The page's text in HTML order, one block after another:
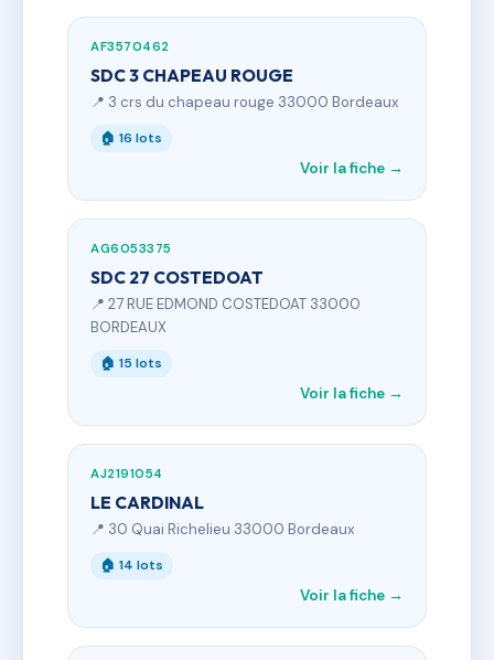
AF3570462
SDC 3 CHAPEAU ROUGE
📍 3 crs du chapeau rouge 33000 Bordeaux
🏠 16 lots
Voir la fiche →
AG6053375
SDC 27 COSTEDOAT
📍 27 RUE EDMOND COSTEDOAT 33000
BORDEAUX
🏠 15 lots
Voir la fiche →
AJ2191054
LE CARDINAL
📍 30 Quai Richelieu 33000 Bordeaux
🏠 14 lots
Voir la fiche →